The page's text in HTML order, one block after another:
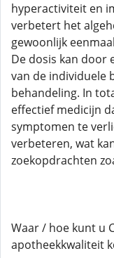
hyperactiviteit en
verbetert het
gewoonlijk
De dosis kan door
van de individuele
behandeling. In
effectief medicijn
symptomen te
verbeteren, wat
zoekopdrachten
Waar / hoe kunt u
apotheekkwaliteit